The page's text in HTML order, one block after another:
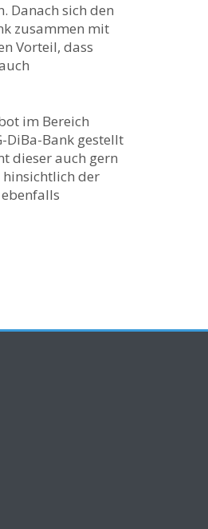
Danach sich den
zusammen mit
Vorteil, dass
im Bereich
DiBa-Bank gestellt
dieser auch gern
der